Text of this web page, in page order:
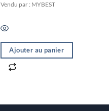
Vendu par : MYBEST
Ajouter au panier